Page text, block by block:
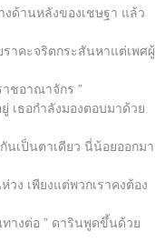
งด้านหลังของเชษฐา แล้ว
าคะจริตกระสันหาแต่เพศผู้
ชอาณาจักร ”
เธอกำลังมองตอบมาด้วย
นเป็นตาเดียว นี่น้อยออกมา
ง เพียงแต่พวกเราคงต้อง
างต่อ ” ดารินพูดขึ้นด้วย